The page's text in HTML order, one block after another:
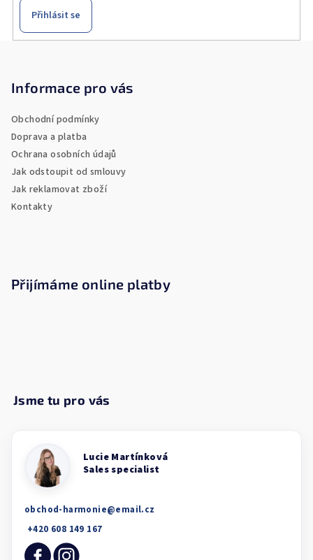
Přihlásit se
Informace pro vás
Obchodní podmínky
Doprava a platba
Ochrana osobních údajů
Jak odstoupit od smlouvy
Jak reklamovat zboží
Kontakty
Přijímáme online platby
obchod-harmonie@email.cz